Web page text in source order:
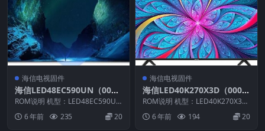
海信电视固件
海信LED48EC590UN（000
0）BOM1官方原厂USB刷机
电视固件包
ROM说明 机型：LED48EC590UN
固件版本：（0000） BOM：1 ...
6 年前 235 20
海信电视固件
海信LED40K270X3D（000
0）BOM1_C006_20131024
官方原厂USB刷机电视固件包
ROM说明 机型：LED40K270X3D
固件版本：（0000） BOM：1 ...
6 年前 194 20